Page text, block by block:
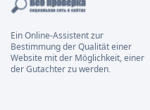
Ein Online-Assistent zur
Bestimmung der Qualität einer
Website mit der Möglichkeit, einer
der Gutachter zu werden.